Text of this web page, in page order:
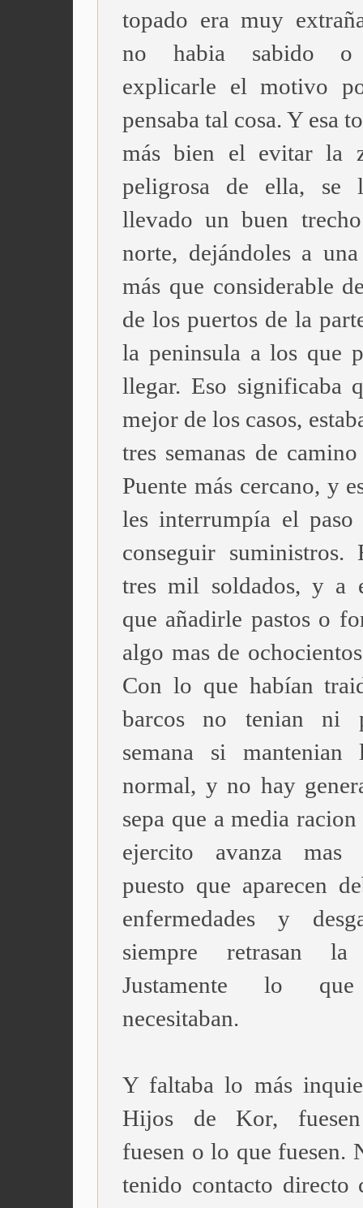
topado era muy
no habia sabido o
explicarle el motivo
pensaba tal cosa. Y esa
más bien el evitar la
peligrosa de ella, se
llevado un buen
norte, dejándoles a
más que considerable
de los puertos de la
la peninsula a los que
llegar. Eso significaba
mejor de los casos,
tres semanas de
Puente más cercano, y
les interrumpía el
conseguir suministros.
tres mil soldados, y a
que añadirle pastos o
algo mas de
Con lo que habían
barcos no tenian ni
semana si mantenian
normal, y no hay
sepa que a media
ejercito avanza mas
puesto que aparecen
enfermedades y
siempre retrasan la
Justamente lo
necesitaban.
Y faltaba lo más
Hijos de Kor, fuesen
fuesen o lo que fuesen.
tenido contacto directo